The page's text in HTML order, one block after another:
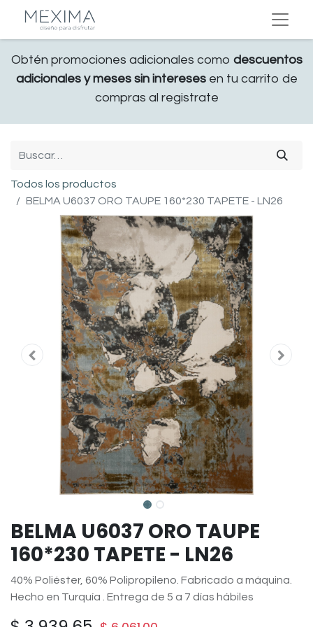
Obtén promociones adicionales como descuentos
adicionales y meses sin interesesen tu carrito de
compras al registrate
Todos los productos
BELMA U6037 ORO TAUPE 160*230 TAPETE - LN26
BELMA U6037 ORO TAUPE
160*230 TAPETE - LN26
40% Poliéster, 60% Polipropileno. Fabricado a máquina.
Hecho en Turquía . Entrega de 5 a 7 días hábiles